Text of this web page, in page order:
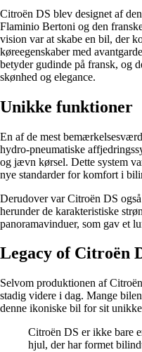
Citroën DS blev designet af
Flaminio Bertoni og den
vision var at skabe en bil, der
køreegenskaber med
betyder gudinde på fransk, og
skønhed og elegance.
Unikke funktioner
En af de mest
hydro-pneumatiske
og jævn kørsel. Dette system
nye standarder for komfort i
Derudover var Citroën DS
herunder de karakteristiske
panoramavinduer, som gav et
Legacy of Citroën
Selvom produktionen af
stadig videre i dag. Mange
denne ikoniske bil for sit
Citroën DS er ikke bare
hjul, der har formet